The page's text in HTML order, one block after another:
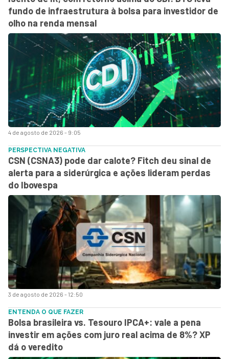
4 de agosto de 2026 - 9:05
fundo de infraestrutura à bolsa para investidor de
olho na renda mensal
3 de agosto de 2026 - 12:50
PERSPECTIVA NEGATIVA
CSN (CSNA3) pode dar calote? Fitch deu sinal de
alerta para a siderúrgica e ações lideram perdas
do Ibovespa
ENTENDA O QUE FAZER
Bolsa brasileira vs. Tesouro IPCA+: vale a pena
investir em ações com juro real acima de 8%? XP
dá o veredito